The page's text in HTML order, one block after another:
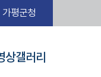
가평군청
상갤러리